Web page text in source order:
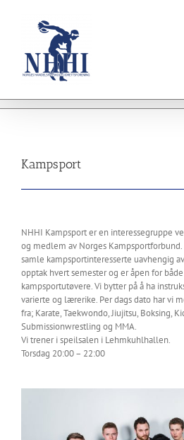
Kampsport
NHHI Kampsport er en interessegruppe
og medlem av Norges
samle kampsportinteresserte uavhengig
opptak hvert semester og er åpen for
kampsportutøvere. Vi bytter på å ha
varierte og lærerike. Per dags dato har vi
fra; Karate, Taekwondo, Jiujitsu, Boksing,
Submissionwrestling og MMA.
Vi trener i speilsalen i Lehmkuhlhallen.
Torsdag 20:00 – 22:00